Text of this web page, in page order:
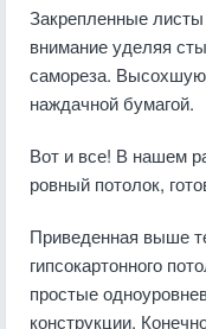
Закрепленные
внимание уделяя
самореза.
наждачной бумагой.
Вот и все! В нашем
ровный потолок,
Приведенная выше
гипсокартонного
простые
конструкции.